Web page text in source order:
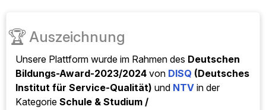
🏆Auszeichnung
Unsere Plattform wurde im Rahmen des Deutschen
Bildungs-Award-2023/2024 von DISQ (Deutsches
Institut für Service-Qualität) und NTV in der
Kategorie Schule & Studium /